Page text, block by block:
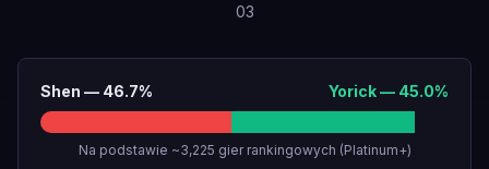
03
Shen — 46.7% Yorick— 45.0%
Na podstawie ~3,225 gier rankingowych (Platinum+)